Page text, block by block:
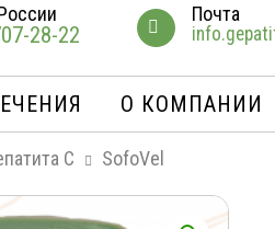
28-22
Почта
О КОМПАНИИ
С SofoVel